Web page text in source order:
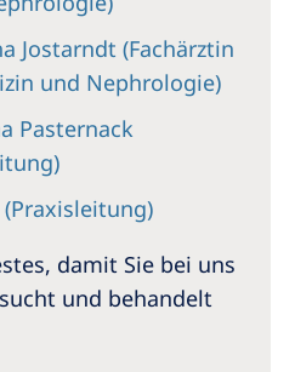
Jostarndt (Fachärztin
und Nephrologie)
Pasternack
damit Sie bei uns
und behandelt